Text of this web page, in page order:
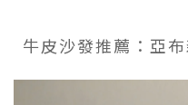
牛皮沙發推薦：亞